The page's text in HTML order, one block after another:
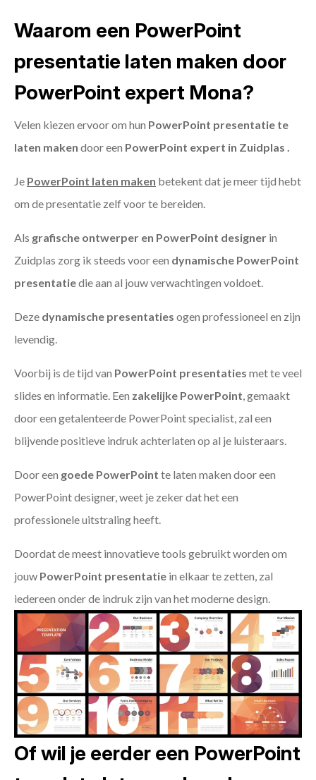
Waarom een PowerPoint
presentatie laten maken door
PowerPoint expert Mona?
Velen kiezen ervoor om hun PowerPoint presentatie te
laten maken door een PowerPoint expert in Zuidplas .
Je PowerPoint laten maken betekent dat je meer tijd hebt
om de presentatie zelf voor te bereiden.
Als grafische ontwerper en PowerPoint designer in
Zuidplas zorg ik steeds voor een dynamische PowerPoint
presentatiedie aan al jouw verwachtingen voldoet.
Deze dynamische presentaties ogen professioneel en zijn
levendig.
Voorbij is de tijd van PowerPoint presentaties met te veel
slides en informatie. Een zakelijke PowerPoint, gemaakt
door een getalenteerde PowerPoint specialist, zal een
blijvende positieve indruk achterlaten op al je luisteraars.
Door een goede PowerPoint te laten maken door een
PowerPoint designer, weet je zeker dat het een
professionele uitstraling heeft.
Doordat de meest innovatieve tools gebruikt worden om
jouw PowerPoint presentatie in elkaar te zetten, zal
iedereen onder de indruk zijn van het moderne design.
Of wil je eerder een PowerPoint